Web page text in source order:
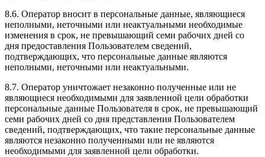
8.6. Оператор вносит в персональные данные, являющиеся
неполными, неточными или неактуальными необходимые
изменения в срок, не превышающий семи рабочих дней со
дня предоставления Пользователем сведений,
подтверждающих, что персональные данные являются
неполными, неточными или неактуальными.
8.7. Оператор уничтожает незаконно полученные или не
являющиеся необходимыми для заявленной цели обработки
персональные данные Пользователя в срок, не превышающий
семи рабочих дней со дня представления Пользователем
сведений, подтверждающих, что такие персональные данные
являются незаконно полученными или не являются
необходимыми для заявленной цели обработки.